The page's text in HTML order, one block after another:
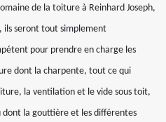
de la toiture à Reinhard Joseph,
ils seront tout simplement
pour prendre en charge les
dont la charpente, tout ce qui
la ventilation et le vide sous toit,
dont la gouttière et les différentes